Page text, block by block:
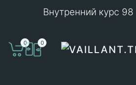
Внутренний курс 98
0 0